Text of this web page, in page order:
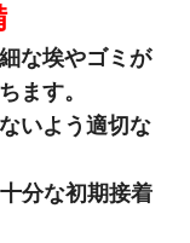
な埃やゴミが
ます。
いよう適切な
分な初期接着